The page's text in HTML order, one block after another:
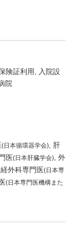
険証利用
入院設
院
(日本循環器学会)
肝
医(日本肝臓学会) 外
外科専門医(日本専
(日本専門医機構また